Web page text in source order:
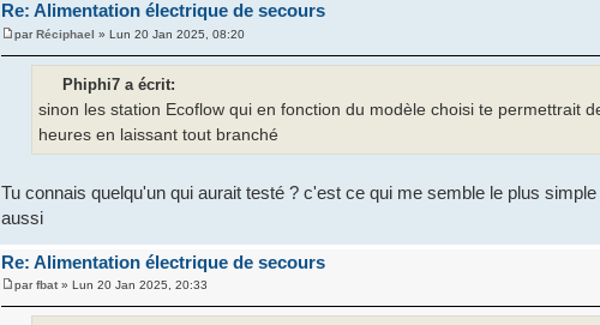
Re: Alimentation électrique de secours
parRéciphael » Lun 20 Jan 2025, 08:20
Phiphi7 a écrit:
sinon les station Ecoflow qui en fonction du modèle choisi te permettrait
heures en laissant tout branché
Tu connais quelqu'un qui aurait testé ? c'est ce qui me semble le plus
aussi
Re: Alimentation électrique de secours
parfbat» Lun 20 Jan 2025, 20:33